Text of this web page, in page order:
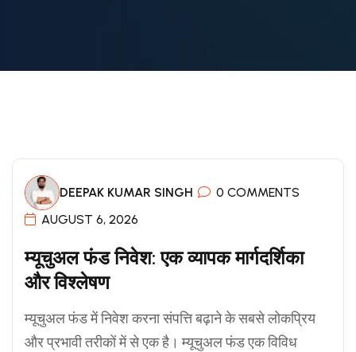
DEEPAK KUMAR SINGH
0 COMMENTS
AUGUST 6, 2026
म्यूचुअल फंड निवेश: एक व्यापक मार्गदर्शिका
और विश्लेषण
म्यूचुअल फंड में निवेश करना संपत्ति बढ़ाने के सबसे लोकप्रिय
और प्रभावी तरीकों में से एक है। म्यूचुअल फंड एक विविध